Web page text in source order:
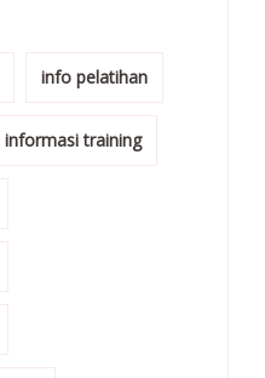
info pelatihan
informasi training